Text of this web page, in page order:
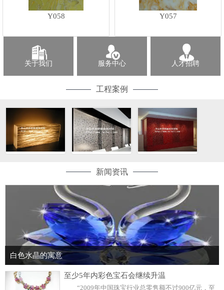
Y058 Y057
关于我们 服务中心 人才招聘
工程案例
新闻资讯
白色水晶的寓意
至少5年内彩色宝石会继续升温
“2009年中国珠宝行业总零售额不过900亿元，至